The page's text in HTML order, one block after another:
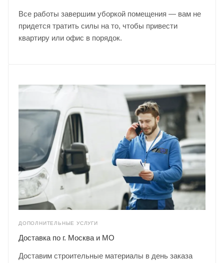
Все работы завершим уборкой помещения — вам не
придется тратить силы на то, чтобы привести
квартиру или офис в порядок.
ДОПОЛНИТЕЛЬНЫЕ УСЛУГИ
Доставка по г. Москва и МО
Доставим строительные материалы в день заказа